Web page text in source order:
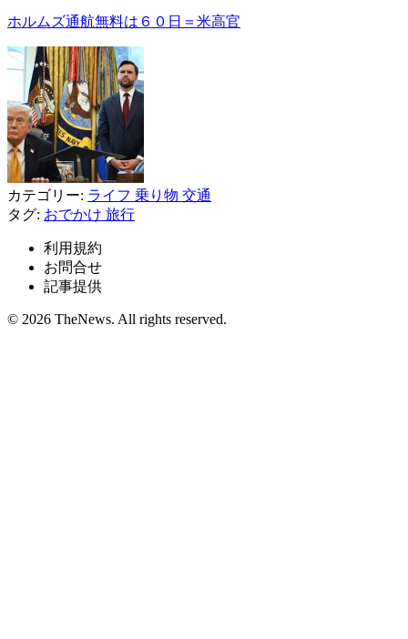
ホルムズ通航無料は６０日＝米高官
カテゴリー: ライフ 乗り物 交通
タグ: おでかけ 旅行
利用規約
お問合せ
記事提供
© 2026 TheNews. All rights reserved.